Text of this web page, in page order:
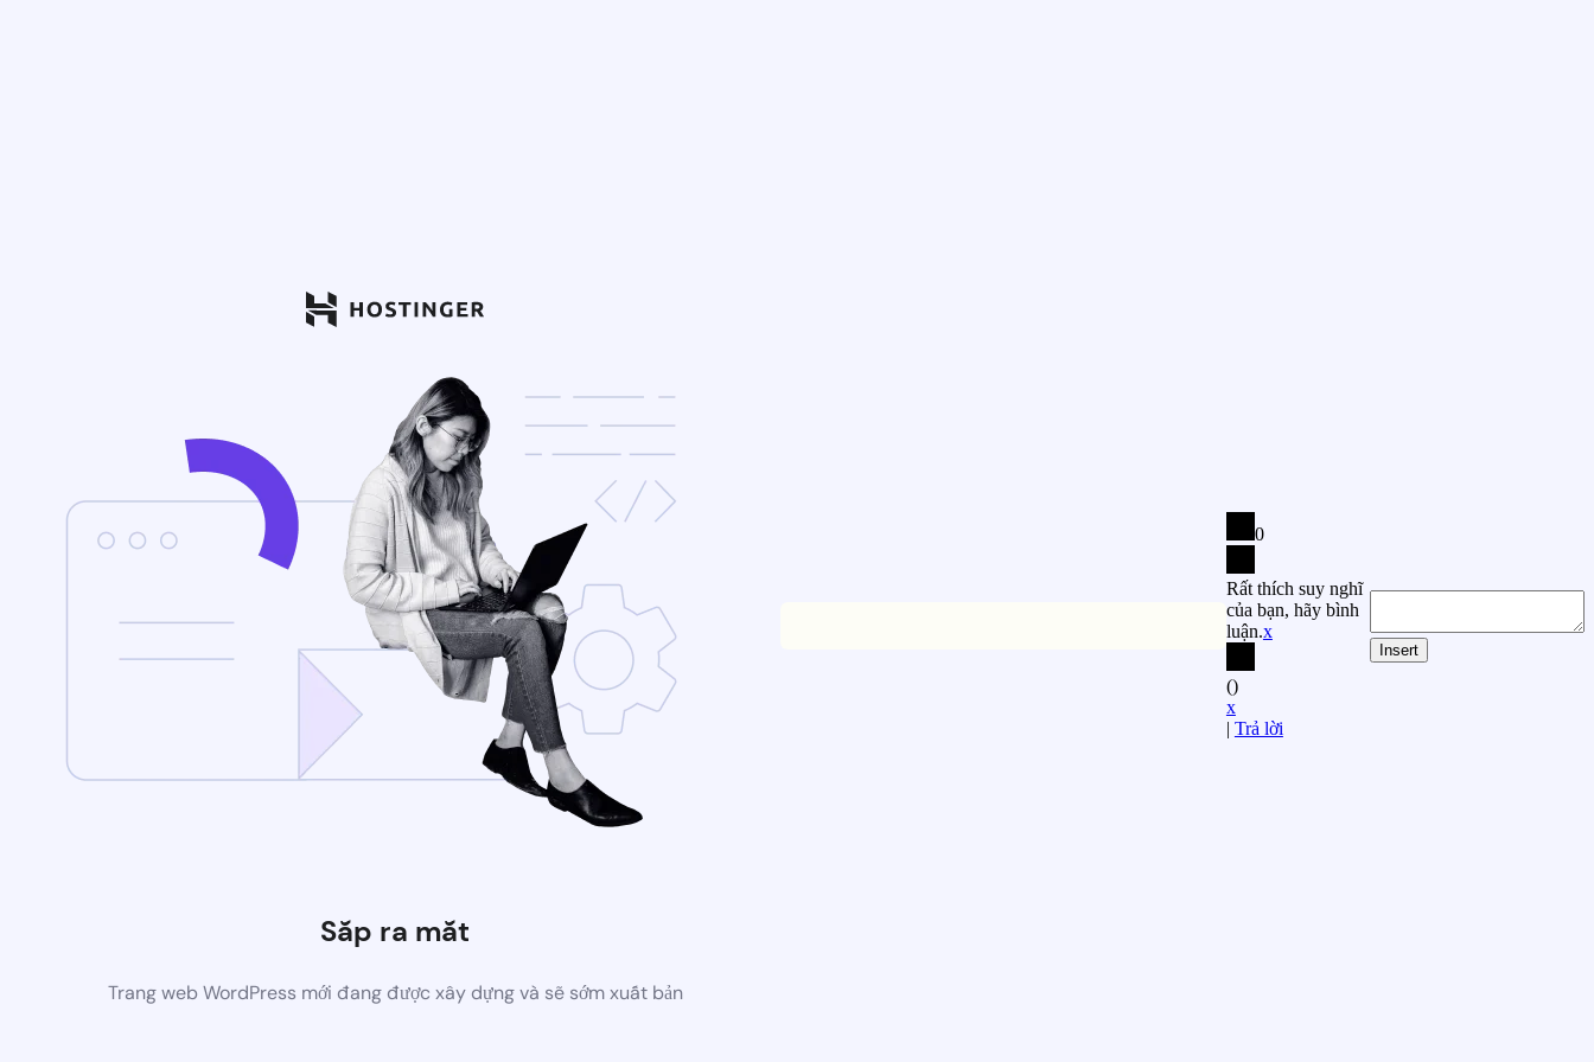
Sắp ra mắt
Trang web WordPress mới đang được xây dựng và sẽ sớm xuất bản
0
Rất thích suy nghĩ
của bạn, hãy bình
luận.x
()
x
| Trả lời
Insert